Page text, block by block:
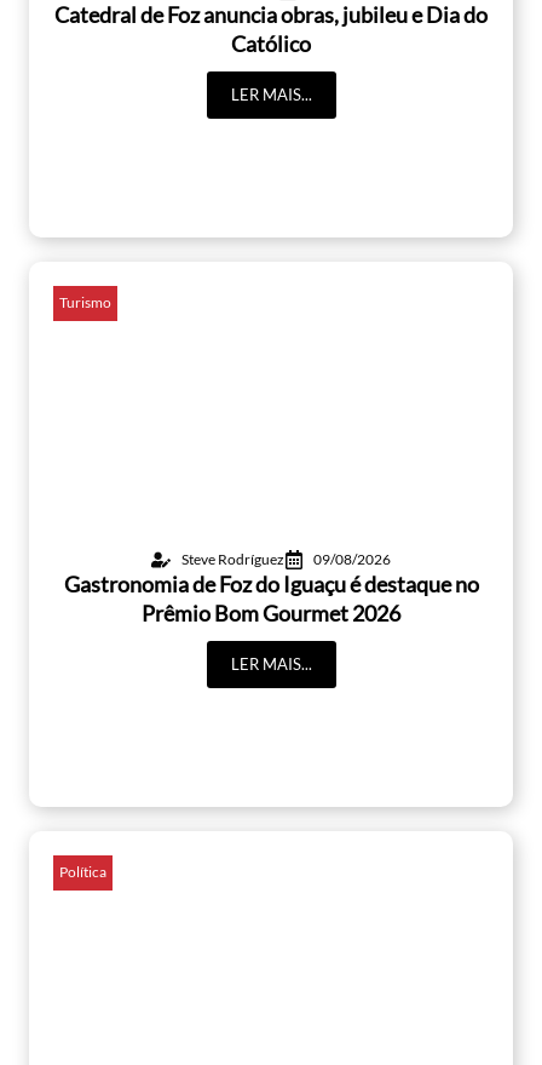
Catedral de Foz anuncia obras, jubileu e Dia do
Católico
LER MAIS...
Turismo
Steve Rodríguez 09/08/2026
Gastronomia de Foz do Iguaçu é destaque no
Prêmio Bom Gourmet 2026
LER MAIS...
Política